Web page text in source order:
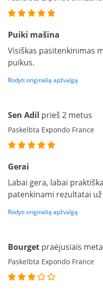
Puiki mašina
Visiškas pasitenkinimas
puikus.
Rodyti originalią apžvalgą
Sen Adil prieš 2 metus
Paskelbta Expondo France
Gerai
Labai gera, labai
patenkinami rezultatai
Rodyti originalią apžvalgą
Bourget praėjusiais
Paskelbta Expondo France